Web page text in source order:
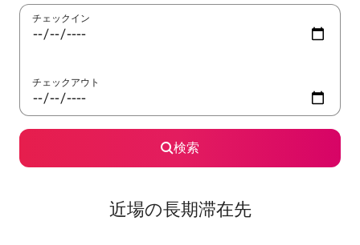
チェックイン
チェックアウト
検索
近場の長期滞在先